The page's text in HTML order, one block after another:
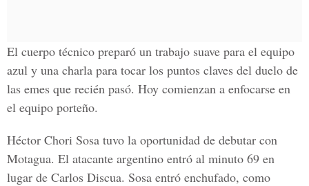
El cuerpo técnico preparó un trabajo suave para el equipo
azul y una charla para tocar los puntos claves del duelo de
las emes que recién pasó. Hoy comienzan a enfocarse en
el equipo porteño.
Héctor Chori Sosa tuvo la oportunidad de debutar con
Motagua. El atacante argentino entró al minuto 69 en
lugar de Carlos Discua. Sosa entró enchufado, como